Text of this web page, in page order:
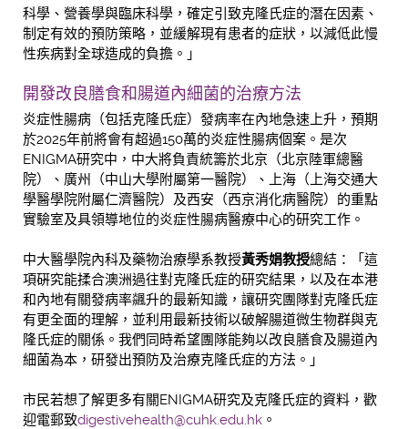
科學、營養學與臨床科學，確定引致克隆氏症的潛在因素、
制定有效的預防策略，並緩解現有患者的症狀，以減低此慢
性疾病對全球造成的負擔。」
開發改良膳食和腸道內細菌的治療方法
炎症性腸病（包括克隆氏症）發病率在內地急速上升，預期
於2025年前將會有超過150萬的炎症性腸病個案。是次
ENIGMA研究中，中大將負責統籌於北京（北京陸軍總醫
院）、廣州（中山大學附屬第一醫院）、上海（上海交通大
學醫學院附屬仁濟醫院）及西安（西京消化病醫院）的重點
實驗室及具領導地位的炎症性腸病醫療中心的研究工作。
中大醫學院內科及藥物治療學系教授黃秀娟教授總結：「這
項硏究能揉合澳洲過往對克隆氏症的研究結果，以及在本港
和內地有關發病率飊升的最新知識，讓研究團隊對克隆氏症
有更全面的理解，並利用最新技術以破解腸道微生物群與克
隆氏症的關係。我們同時希望團隊能夠以改良膳食及腸道內
細菌為本，研發出預防及治療克隆氏症的方法。」
市民若想了解更多有關ENIGMA研究及克隆氏症的資料，歡
迎電郵致digestivehealth@cuhk.edu.hk 。